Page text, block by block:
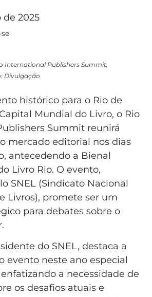
de 2025
International Publishers Summit,
Divulgação
histórico para o Rio de
Mundial do Livro, o Rio
Summit reunirá
mercado editorial nos dias
antecedendo a Bienal
Livro Rio. O evento,
SNEL (Sindicato Nacional
Livros), promete ser um
para debates sobre o
do SNEL, destaca a
evento neste ano especial
a necessidade de
os desafios atuais e